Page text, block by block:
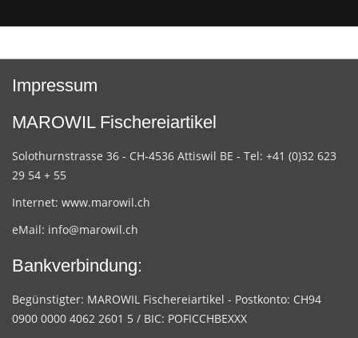
Impressum
MAROWIL Fischereiartikel
Solothurnstrasse 36 - CH-4536 Attiswil BE - Tel: +41 (0)32 623
29 54 + 55
Internet: www.marowil.ch
eMail: info@marowil.ch
Bankverbindung:
Begünstigter: MAROWIL Fischereiartikel - Postkonto: CH94
0900 0000 4062 2601 5 / BIC: POFICCHBEXXX